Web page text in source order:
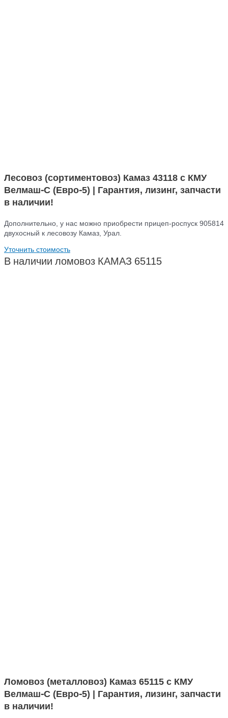
Лесовоз (сортиментовоз) Камаз 43118 с КМУ
Велмаш-С (Евро-5) | Гарантия, лизинг, запчасти
в наличии!
Дополнительно, у нас можно приобрести прицеп-роспуск 905814
двухосный к лесовозу Камаз, Урал.
Уточнить стоимость
В наличии ломовоз КАМАЗ 65115
Ломовоз (металловоз) Камаз 65115 с КМУ
Велмаш-С (Евро-5) | Гарантия, лизинг, запчасти
в наличии!